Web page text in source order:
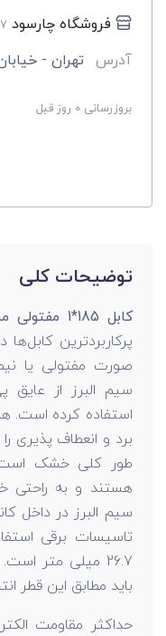
فروشگاه چارسود
آدرس تهران - خیابان
بروزرسانی 0 روز قبل
توضیحات کلی
کابل 185*1 مفتولی مسی تک سیم البرز NYY
پرکاربردترین
صورت مفتولی یا
سیم البرز از
استفاده کرده است.
برد و انعطاف پذیری
طور کلی خشک است
هستند و به راحتی
سیم البرز در داخل
تاسیسات برقی
26.7 میلی متر
باید مطابق این قطر